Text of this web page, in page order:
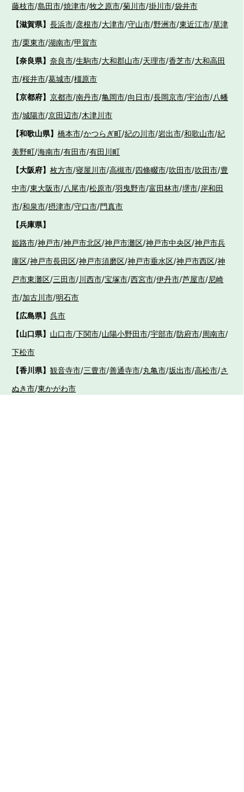
藤枝市/島田市/焼津市/牧之原市/菊川市/掛川市/袋井市
【滋賀県】 長浜市/彦根市/大津市/守山市/野洲市/東近江市/草津
市/栗東市/湖南市/甲賀市
【奈良県】 奈良市/生駒市/大和郡山市/天理市/香芝市/大和高田
市/桜井市/葛城市/橿原市
【京都府】 京都市/南丹市/亀岡市/向日市/長岡京市/宇治市/八幡
市/城陽市/京田辺市/木津川市
【和歌山県】 橋本市/かつらぎ町/紀の川市/岩出市/和歌山市/紀
美野町/海南市/有田市/有田川町
【大阪府】 枚方市/寝屋川市/高槻市/四條畷市/吹田市/吹田市/豊
中市/東大阪市/八尾市/松原市/羽曳野市/富田林市/堺市/岸和田
市/和泉市/摂津市/守口市/門真市
【兵庫県】
姫路市/神戸市/神戸市北区/神戸市灘区/神戸市中央区/神戸市兵
庫区/神戸市長田区/神戸市須磨区/神戸市垂水区/神戸市西区/神
戸市東灘区/三田市/川西市/宝塚市/西宮市/伊丹市/芦屋市/尼崎
市/加古川市/明石市
【広島県】 呉市
【山口県】 山口市/下関市/山陽小野田市/宇部市/防府市/周南市/
下松市
【香川県】 観音寺市/三豊市/善通寺市/丸亀市/坂出市/高松市/さ
ぬき市/東かがわ市